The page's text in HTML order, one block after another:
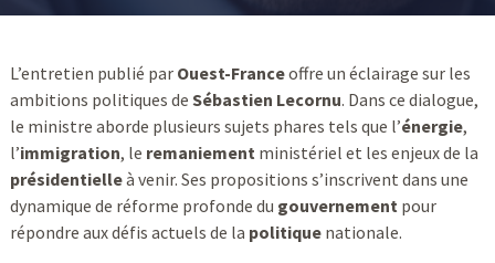
L’entretien publié par Ouest-Franceoffre un éclairage sur les
ambitions politiques de Sébastien Lecornu. Dans ce dialogue,
le ministre aborde plusieurs sujets phares tels que l’énergie,
l’immigration, le remaniementministériel et les enjeux de la
présidentielleà venir. Ses propositions s’inscrivent dans une
dynamique de réforme profonde du gouvernementpour
répondre aux défis actuels de la politiquenationale.